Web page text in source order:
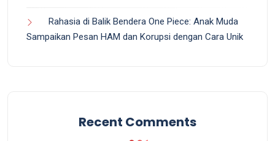
Rahasia di Balik Bendera One Piece: Anak Muda
Sampaikan Pesan HAM dan Korupsi dengan Cara Unik
Recent Comments